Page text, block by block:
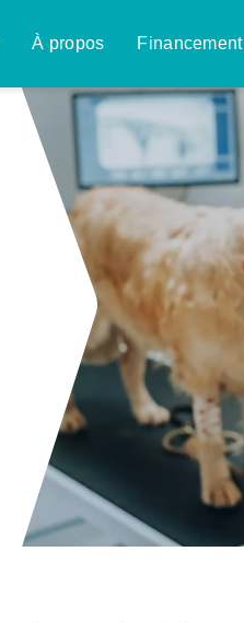
À propos Financement